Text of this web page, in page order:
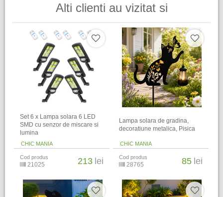
Alti clienti au vizitat si
Set 6 x Lampa solara 6 LED
SMD cu senzor de miscare si
lumina
CHIC MANIA
Cod produs
21025 213 lei
Lampa solara de gradina,
decoratiune metalica, Pisica
CHIC MANIA
Cod produs
28765 85 lei